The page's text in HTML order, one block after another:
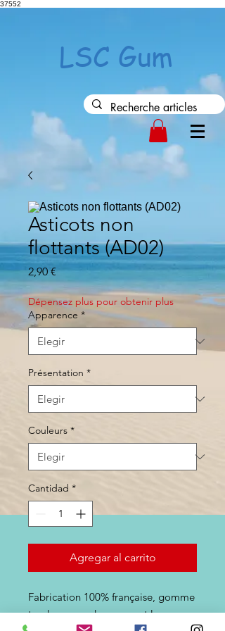
37552
LSC Gum
Asticots non
flottants (AD02)
2,90 €Precio
Dépensez plus pour obtenir plus
Apparence *
Présentation *
Couleurs *
Cantidad *
Agregar al carrito
Fabrication 100% française, gomme
tendre sans odeur permet le